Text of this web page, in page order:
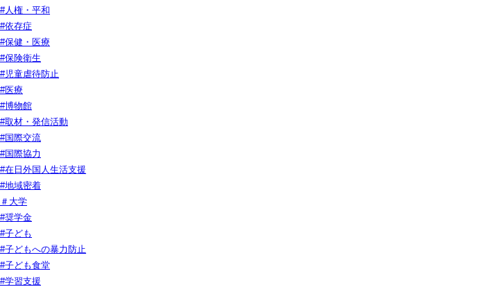
#人権・平和
#依存症
#保健・医療
#保険衛生
#児童虐待防止
#医療
#博物館
#取材・発信活動
#国際交流
#国際協力
#在日外国人生活支援
#地域密着
＃大学
#奨学金
#子ども
#子どもへの暴力防止
#子ども食堂
#学習支援